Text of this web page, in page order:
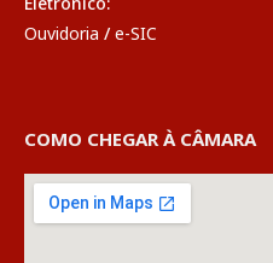
Ouvidoria / e-SIC
COMO CHEGAR À CÂMARA